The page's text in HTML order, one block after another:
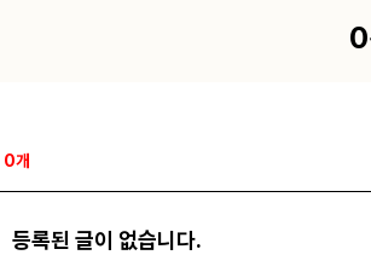
0개
등록된 글이 없습니다.